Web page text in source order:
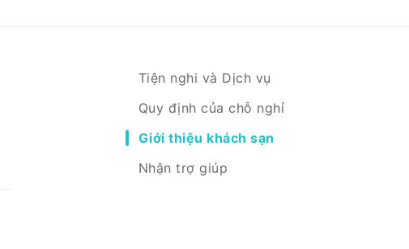
Tiện nghi và Dịch vụ
Quy định của chỗ nghỉ
Giới thiệu khách sạn
Nhận trợ giúp